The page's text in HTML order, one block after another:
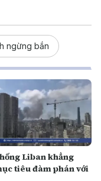
ngừng bắn
Liban khẳng
tiêu đàm phán với